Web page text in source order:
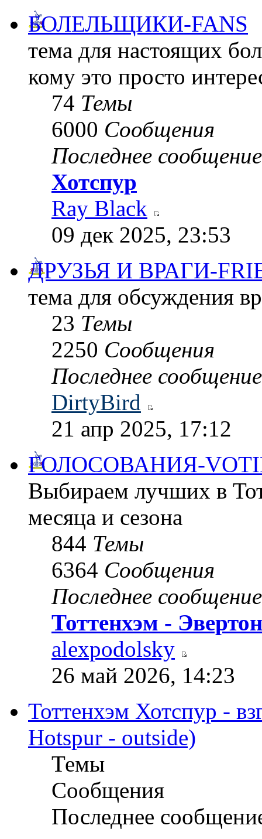
БОЛЕЛЬЩИКИ-FANS
тема для настоящих
кому это просто
74 Темы
6000 Сообщения
Последнее сообщение
Хотспур
Ray Black
09 дек 2025, 23:53
ДРУЗЬЯ И ВРАГИ-
тема для обсуждения
23 Темы
2250 Сообщения
Последнее сообщение
DirtyBird
21 апр 2025, 17:12
ГОЛОСОВАНИЯ-
Выбираем лучших в
месяца и сезона
844 Темы
6364 Сообщения
Последнее сообщение
Тоттенхэм -
alexpodolsky
26 май 2026, 14:23
Тоттенхэм Хотспур -
Hotspur - outside)
Темы
Сообщения
Последнее